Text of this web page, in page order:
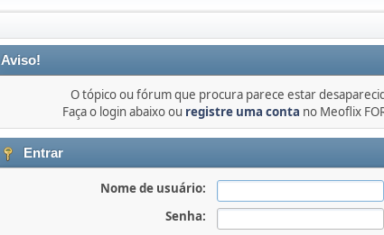
Aviso!
O tópico ou fórum que procura parece estar
Faça o login abaixo ou registre uma conta no Meoflix
Entrar
Nome de usuário:
Senha: